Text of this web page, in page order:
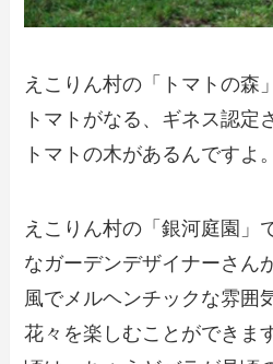
えこりん村の「トマトの森
トマトがなる、ギネス認定
トマトの木があるんですよ。
えこりん村の「銀河庭園」
なガーデンデザイナーさん
風でメルヘンチックな雰囲
花々を楽しむことができま